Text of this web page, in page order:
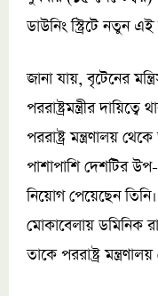
ডাউনিং স্ট্রিটে নতুন
জানা যায়, বৃটেনের
পররাষ্ট্রমন্ত্রীর
পররাষ্ট্র মন্ত্রণালয়
পাশাপাশি দেশটির উপ-
নিয়োগ পেয়েছেন
মোকাবেলায় ডমিনিক
তাকে পররাষ্ট্র